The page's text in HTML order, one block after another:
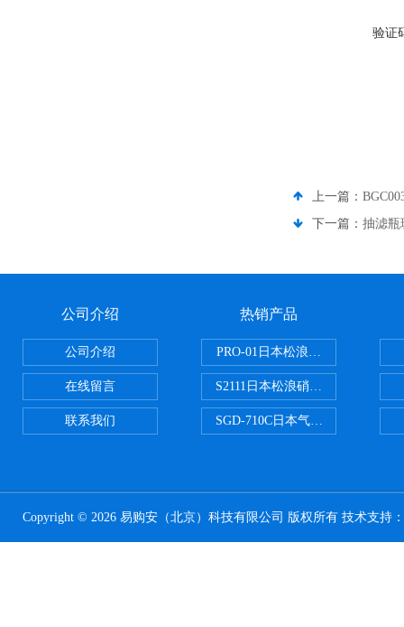
验证
上一篇：
下一篇： 抽滤瓶
公司介绍
公司介绍
在线留言
联系我们
热销产品
PRO-01日本松浪硝子玻璃制品载
S2111日本松浪硝子载玻片
SGD-710C日本气体分割器
Copyright © 2026 易购安（北京）科技有限公司 版权所有 技术支持：